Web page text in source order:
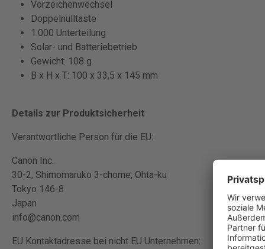
Vorzeichenwechsel
Doppelnulltaste
1.000 Unterteilung
Solar- und Batteriebetrieb
Gewicht: 108 g
B x H x T: 100 x 33,5 x 145 mm
Details zur Produktsicherheit
Verantwortliche Person für die EU:
Canon Inc.
30-2, Shimomaruko 3-chome, Ohta-ku
Tokyo 146-8
Japan
info@canon.com
EU Kontaktadresse bei nicht EU Unternehmen: